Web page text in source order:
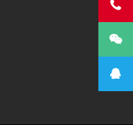


